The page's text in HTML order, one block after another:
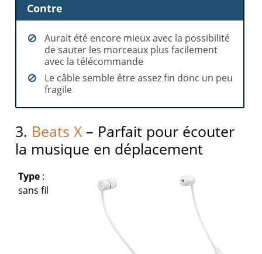
Contre
Aurait été encore mieux avec la possibilité
de sauter les morceaux plus facilement
avec la télécommande
Le câble semble être assez fin donc un peu
fragile
3. Beats X – Parfait pour écouter
la musique en déplacement
Type :
sans fil